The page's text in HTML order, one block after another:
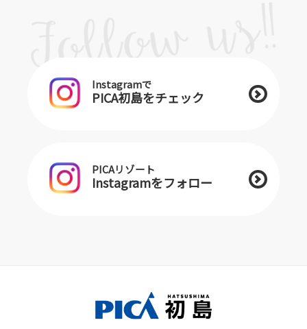
Instagramで
PICA初島をチェック
PICAリゾート
Instagramをフォロー